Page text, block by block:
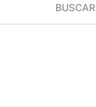
BUSCAR